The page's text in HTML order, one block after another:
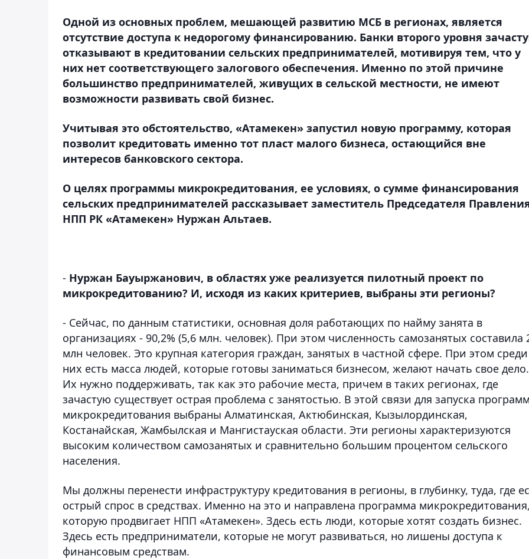
Одной из основных проблем, мешающей развитию МСБ в регионах, является
отсутствие доступа к недорогому финансированию. Банки второго уровня
отказывают в кредитовании сельских предпринимателей, мотивируя тем, что у
них нет соответствующего залогового обеспечения. Именно по этой причине
большинство предпринимателей, живущих в сельской местности, не имеют
возможности развивать свой бизнес.
Учитывая это обстоятельство, «Атамекен» запустил новую программу, которая
позволит кредитовать именно тот пласт малого бизнеса, остающийся вне
интересов банковского сектора.
О целях программы микрокредитования, ее условиях, о сумме финансирования
сельских предпринимателей рассказывает заместитель Председателя
НПП РК «Атамекен» Нуржан Альтаев.
- Нуржан Бауыржанович, в областях уже реализуется пилотный проект по
микрокредитованию? И, исходя из каких критериев, выбраны эти регионы?
- Сейчас, по данным статистики, основная доля работающих по найму занята в
организациях - 90,2% (5,6 млн. человек). При этом численность самозанятых составила
млн человек. Это крупная категория граждан, занятых в частной сфере. При этом среди
них есть масса людей, которые готовы заниматься бизнесом, желают начать свое дело.
Их нужно поддерживать, так как это рабочие места, причем в таких регионах, где
зачастую существует острая проблема с занятостью. В этой связи для запуска
микрокредитования выбраны Алматинская, Актюбинская, Кызылординская,
Костанайская, Жамбылская и Мангистауская области. Эти регионы характеризуются
высоким количеством самозанятых и сравнительно большим процентом сельского
населения.
Мы должны перенести инфраструктуру кредитования в регионы, в глубинку, туда, где
острый спрос в средствах. Именно на это и направлена программа микрокредитования,
которую продвигает НПП «Атамекен». Здесь есть люди, которые хотят создать бизнес.
Здесь есть предприниматели, которые не могут развиваться, но лишены доступа к
финансовым средствам.